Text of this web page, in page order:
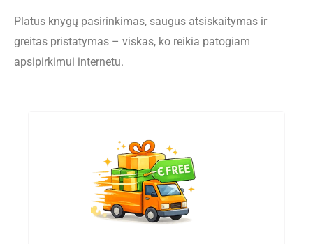
Platus knygų pasirinkimas, saugus atsiskaitymas ir
greitas pristatymas – viskas, ko reikia patogiam
apsipirkimui internetu.